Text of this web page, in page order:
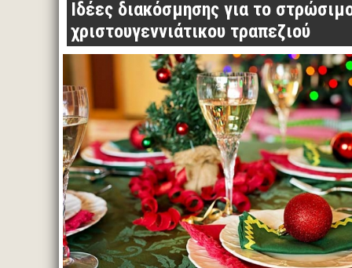
Ιδέες διακόσμησης για το
χριστουγεννιάτικου τραπεζιού